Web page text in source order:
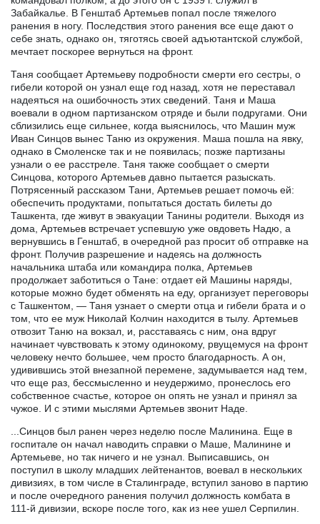
Забайкалье. В Генштаб Артемьев попал после тяжелого
ранения в ногу. Последствия этого ранения все еще дают о
себе знать, однако он, тяготясь своей адъютантской службой,
мечтает поскорее вернуться на фронт.
Таня сообщает Артемьеву подробности смерти его сестры, о
гибели которой он узнал еще год назад, хотя не переставал
надеяться на ошибочность этих сведений. Таня и Маша
воевали в одном партизанском отряде и были подругами. Они
сблизились еще сильнее, когда выяснилось, что Машин муж
Иван Синцов вынес Таню из окружения. Маша пошла на явку,
однако в Смоленске так и не появилась; позже партизаны
узнали о ее расстреле. Таня также сообщает о смерти
Синцова, которого Артемьев давно пытается разыскать.
Потрясенный рассказом Тани, Артемьев решает помочь ей:
обеспечить продуктами, попытаться достать билеты до
Ташкента, где живут в эвакуации Танины родители. Выходя из
дома, Артемьев встречает успевшую уже овдоветь Надю, а
вернувшись в Генштаб, в очередной раз просит об отправке на
фронт. Получив разрешение и надеясь на должность
начальника штаба или командира полка, Артемьев
продолжает заботиться о Тане: отдает ей Машины наряды,
которые можно будет обменять на еду, организует переговоры
с Ташкентом, — Таня узнает о смерти отца и гибели брата и о
том, что ее муж Николай Колчин находится в тылу. Артемьев
отвозит Таню на вокзал, и, расставаясь с ним, она вдруг
начинает чувствовать к этому одинокому, рвущемуся на фронт
человеку нечто большее, чем просто благодарность. А он,
удивившись этой внезапной перемене, задумывается над тем,
что еще раз, бессмысленно и неудержимо, пронеслось его
собственное счастье, которое он опять не узнал и принял за
чужое. И с этими мыслями Артемьев звонит Наде.
...Синцов был ранен через неделю после Малинина. Еще в
госпитале он начал наводить справки о Маше, Малинине и
Артемьеве, но так ничего и не узнал. Выписавшись, он
поступил в школу младших лейтенантов, воевал в нескольких
дивизиях, в том числе в Сталинграде, вступил заново в партию
и после очередного ранения получил должность комбата в
111-й дивизии, вскоре после того, как из нее ушел Серпилин.